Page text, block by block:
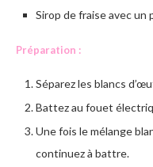
Sirop de fraise avec un
Préparation :
Séparez les blancs
Battez au fouet
Une fois le mélange
continuez à battre.